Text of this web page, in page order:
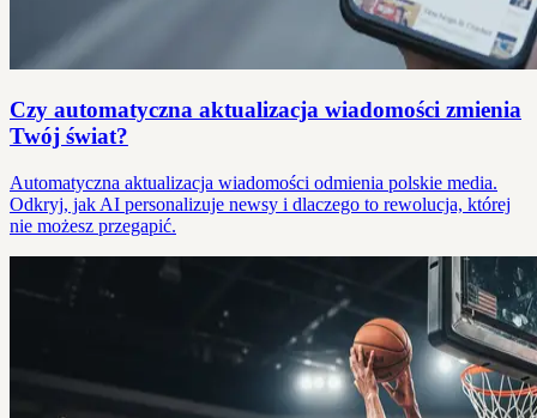
Czy automatyczna aktualizacja wiadomości zmienia
Twój świat?
Automatyczna aktualizacja wiadomości odmienia polskie media.
Odkryj, jak AI personalizuje newsy i dlaczego to rewolucja, której
nie możesz przegapić.